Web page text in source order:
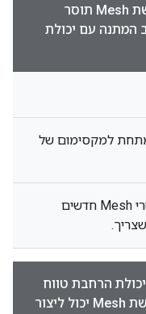
למה יכול להיות שנקודת גישה לרשת Mesh תוסר
המתנה עם יכולת
למקסימום של
כדי לאפשר בחירה של משחזרי Mesh חדשים
הרחבת טווח
שמנסה להפוך למרחיב טווח של רשת Mesh יכול ליצור